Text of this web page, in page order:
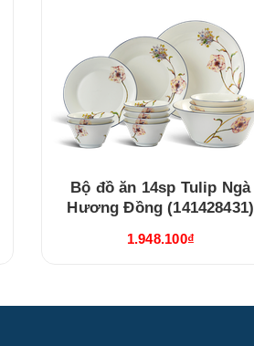
Bộ đồ ăn 14sp Tulip Ngà
Hương Đồng (141428431)
1.948.100₫